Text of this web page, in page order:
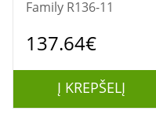
Family R136-11
137.64€
Į KREPŠELĮ